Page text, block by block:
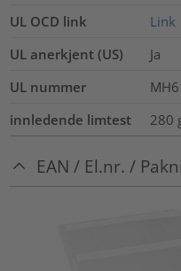
UL OCD link
Link
UL anerkjent (US)
Ja
UL nummer
innledende limtest
280
EAN / El.nr. /